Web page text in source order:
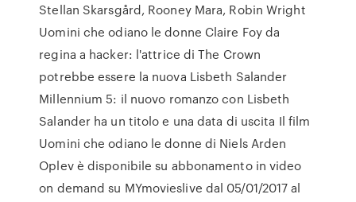
Stellan Skarsgård, Rooney Mara, Robin Wright
Uomini che odiano le donne Claire Foy da
regina a hacker: l'attrice di The Crown
potrebbe essere la nuova Lisbeth Salander
Millennium 5: il nuovo romanzo con Lisbeth
Salander ha un titolo e una data di uscita Il film
Uomini che odiano le donne di Niels Arden
Oplev è disponibile su abbonamento in video
on demand su MYmovieslive dal 05/01/2017 al